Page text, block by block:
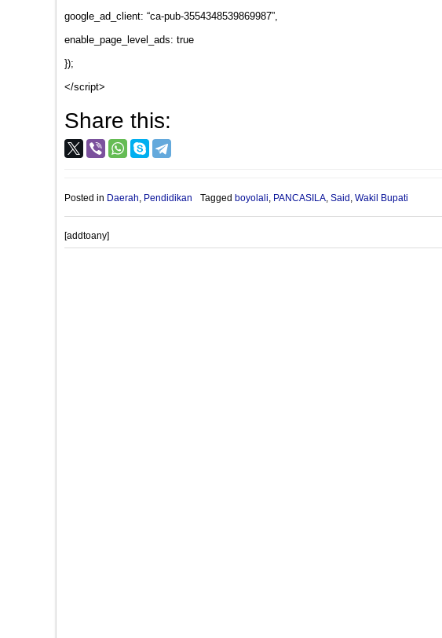
google_ad_client: “ca-pub-3554348539869987”,
enable_page_level_ads: true
});
</script>
Share this:
Posted in Daerah, Pendidikan Tagged boyolali, PANCASILA, Said , Wakil Bupati
[addtoany]